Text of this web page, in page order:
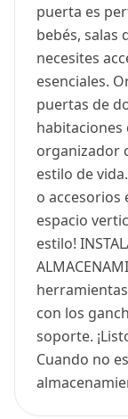
puerta es
bebés, salas
necesites
esenciales.
puertas de
habitaciones
organizador
estilo de
o accesorios
espacio
estilo!
con los
soporte.
Cuando no